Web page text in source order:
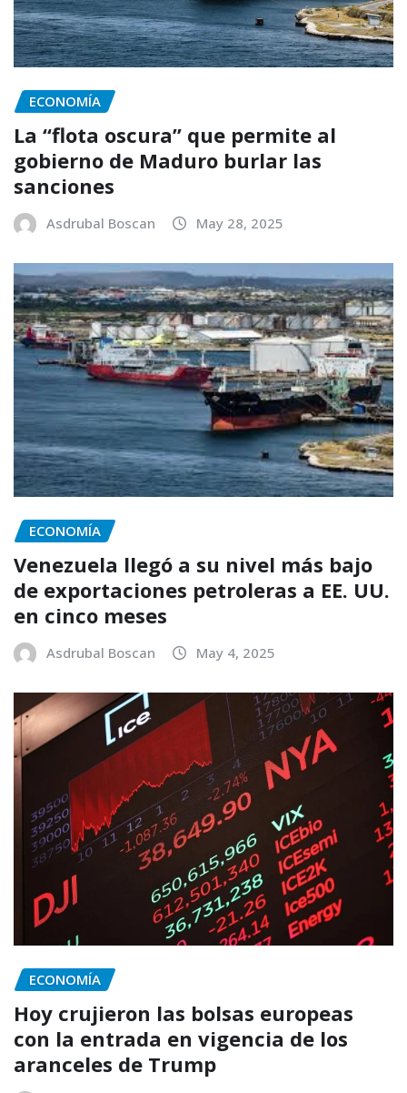
ECONOMÍA
La “flota oscura” que permite al
gobierno de Maduro burlar las
sanciones
Asdrubal Boscan May 28, 2025
ECONOMÍA
Venezuela llegó a su nivel más bajo
de exportaciones petroleras a EE. UU.
en cinco meses
Asdrubal Boscan May 4, 2025
ECONOMÍA
Hoy crujieron las bolsas europeas
con la entrada en vigencia de los
aranceles de Trump